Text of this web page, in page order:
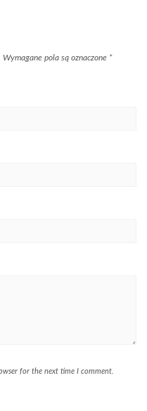
Wymagane pola są oznaczone *
for the next time I comment.